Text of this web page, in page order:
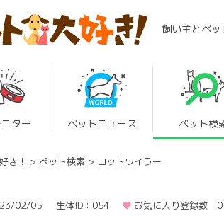
飼い主とペ
ター ペットニュース ペット検
き！ ペット検索 ロットワイラー
02/05 生体ID：054 お気に入り登録数 0